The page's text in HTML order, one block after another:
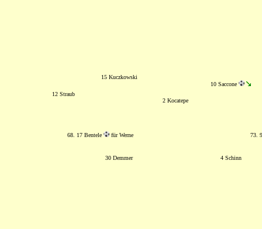
15 Kuczkowski
10 Saccone
12 Straub
2 Kocatepe
68. 17 Bentele für Werne 73.
30 Demmer 4 Schinn